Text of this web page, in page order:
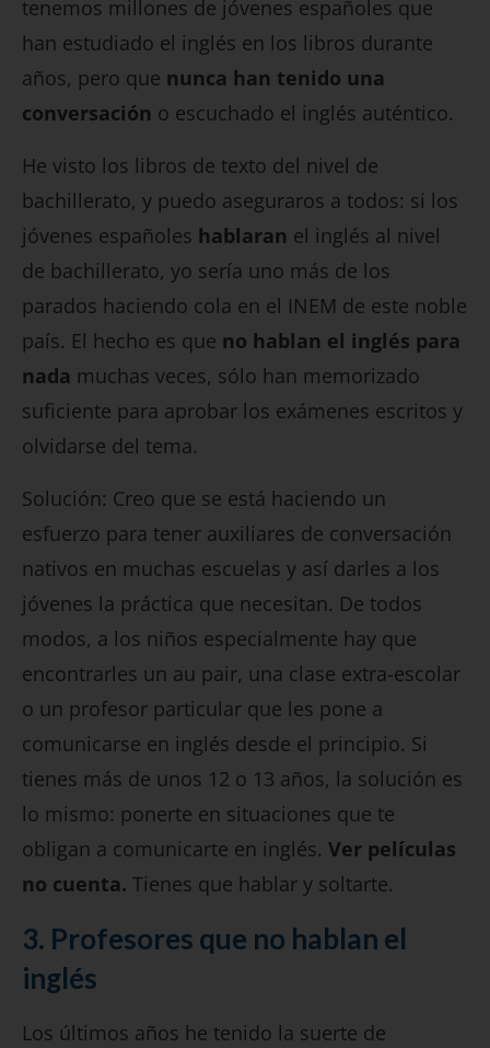
tenemos millones de jóvenes españoles que
han estudiado el inglés en los libros durante
años, pero que nunca han tenido una
conversación o escuchado el inglés auténtico.
He visto los libros de texto del nivel de
bachillerato, y puedo aseguraros a todos: si los
jóvenes españoles hablaran el inglés al nivel
de bachillerato, yo sería uno más de los
parados haciendo cola en el INEM de este noble
país. El hecho es que no hablan el inglés para
nada muchas veces, sólo han memorizado
suficiente para aprobar los exámenes escritos y
olvidarse del tema.
Solución: Creo que se está haciendo un
esfuerzo para tener auxiliares de conversación
nativos en muchas escuelas y así darles a los
jóvenes la práctica que necesitan. De todos
modos, a los niños especialmente hay que
encontrarles un au pair, una clase extra-escolar
o un profesor particular que les pone a
comunicarse en inglés desde el principio. Si
tienes más de unos 12 o 13 años, la solución es
lo mismo: ponerte en situaciones que te
obligan a comunicarte en inglés. Ver películas
no cuenta. Tienes que hablar y soltarte.
3. Profesores que no hablan el
inglés
Los últimos años he tenido la suerte de